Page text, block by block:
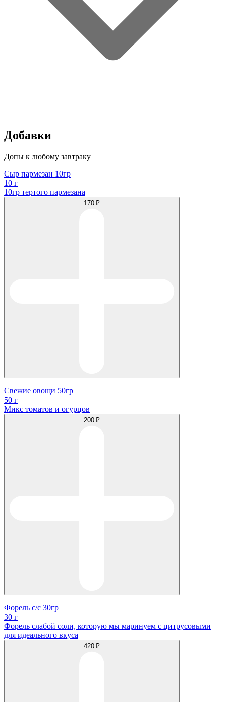
Добавки
Допы к любому завтраку
Сыр пармезан 10гр
10 г
10гр тертого пармезана
170 ₽
Свежие овощи 50гр
50 г
Микс томатов и огурцов
200 ₽
Форель с/с 30гр
30 г
Форель слабой соли, которую мы маринуем с цитрусовыми
для идеального вкуса
420 ₽